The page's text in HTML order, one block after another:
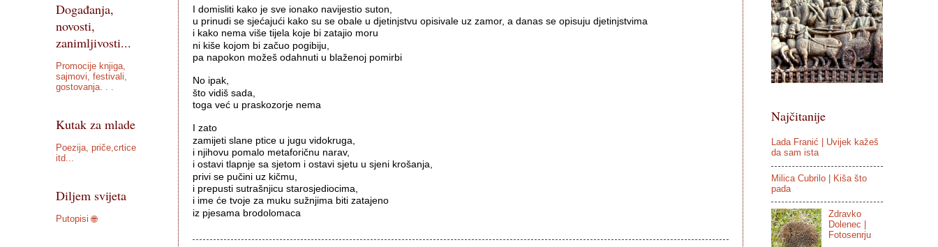
I domisliti kako je sve ionako navijestio suton,
u prinudi se sjećajući kako su se obale u djetinjstvu opisivale uz zamor, a danas se opisuju djetinjstvima
i kako nema više tijela koje bi zatajio moru
ni kiše kojom bi začuo pogibiju,
pa napokon možeš odahnuti u blaženoj pomirbi
No ipak,
što vidiš sada,
toga već u praskozorje nema
I zato
zamijeti slane ptice u jugu vidokruga,
i njihovu pomalo metaforičnu narav,
i ostavi tlapnje sa sjetom i ostavi sjetu u sjeni krošanja,
privi se pučini uz kičmu,
i prepusti sutrašnjicu starosjediocima,
i ime će tvoje za muku sužnjima biti zatajeno
Događanja,
novosti,
zanimljivosti...
Promocije knjiga,
sajmovi, festivali,
gostovanja. . .
Kutak za mlade
Poezija, priče,crtice
itd...
Diljem svijeta
Putopisi 🌐
Najčitanije
Lada Franić | Uvijek kažeš
da sam ista
Milica Cubrilo | Kiša što
pada
Zdravko
Dolenec |
Fotosenrju